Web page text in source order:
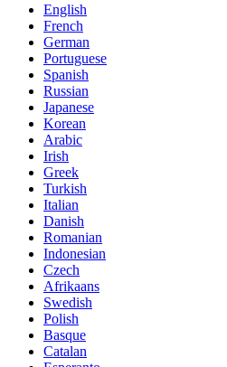
English
French
German
Portuguese
Spanish
Russian
Japanese
Korean
Arabic
Irish
Greek
Turkish
Italian
Danish
Romanian
Indonesian
Czech
Afrikaans
Swedish
Polish
Basque
Catalan